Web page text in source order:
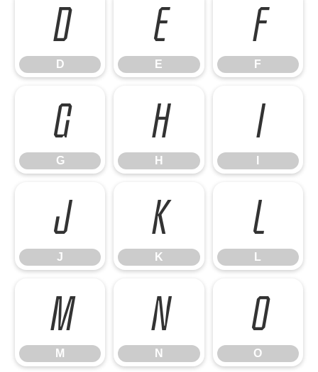
D
D
E
E
F
F
G
G
H
H
I
J
J
K
K
L
L
M
M
N
N
O
O